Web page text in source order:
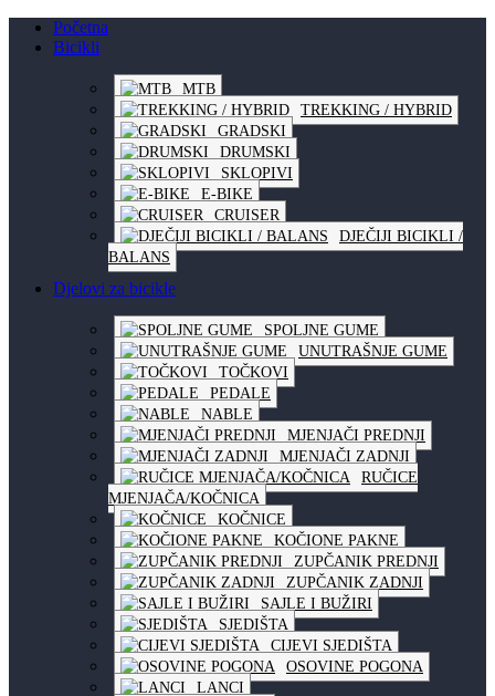
Početna
Bicikli
MTB
TREKKING / HYBRID
GRADSKI
DRUMSKI
SKLOPIVI
E-BIKE
CRUISER
DJEČIJI BICIKLI /
BALANS
Djelovi za bicikle
SPOLJNE GUME
UNUTRAŠNJE GUME
TOČKOVI
PEDALE
NABLE
MJENJAČI PREDNJI
MJENJAČI ZADNJI
RUČICE
MJENJAČA/KOČNICA
KOČNICE
KOČIONE PAKNE
ZUPČANIK PREDNJI
ZUPČANIK ZADNJI
SAJLE I BUŽIRI
SJEDIŠTA
CIJEVI SJEDIŠTA
OSOVINE POGONA
LANCI